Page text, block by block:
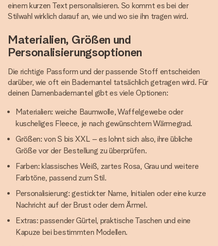
einem kurzen Text personalisieren. So kommt es bei der
Stilwahl wirklich darauf an, wie und wo sie ihn tragen wird.
Materialien, Größen und
Personalisierungsoptionen
Die richtige Passform und der passende Stoff entscheiden
darüber, wie oft ein Bademantel tatsächlich getragen wird. Für
deinen Damenbademantel gibt es viele Optionen:
Materialien: weiche Baumwolle, Waffelgewebe oder
kuscheliges Fleece, je nach gewünschtem Wärmegrad.
Größen: von S bis XXL – es lohnt sich also, ihre übliche
Größe vor der Bestellung zu überprüfen.
Farben: klassisches Weiß, zartes Rosa, Grau und weitere
Farbtöne, passend zum Stil.
Personalisierung: gestickter Name, Initialen oder eine kurze
Nachricht auf der Brust oder dem Ärmel.
Extras: passender Gürtel, praktische Taschen und eine
Kapuze bei bestimmten Modellen.